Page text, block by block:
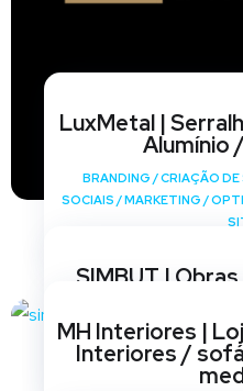
LuxMetal |
Alumínio
BRANDING /CRIAÇÃO DE
SOCIAIS /MARKETING /
SIMBUT |
SOCIAIS /MARKETING
MH Interiores |
Interiores /